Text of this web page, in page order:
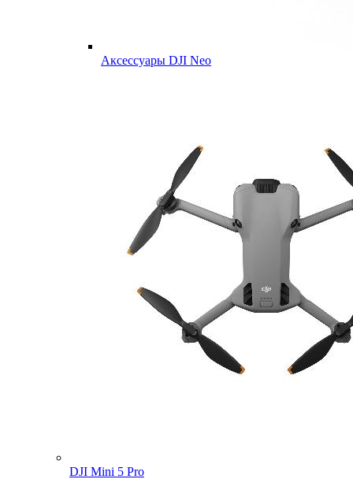
Аксессуары DJI Neo
DJI Mini 5 Pro